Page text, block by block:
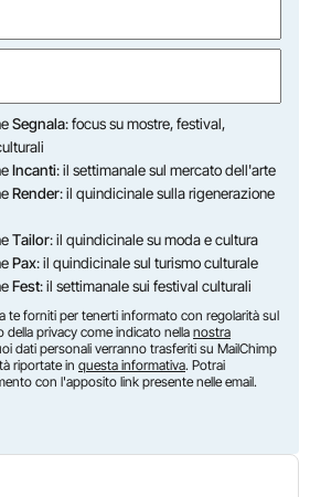
Segnala: focus su mostre, festival,
Incanti: il settimanale sul mercato dell'arte
Render: il quindicinale sulla rigenerazione
Tailor: il quindicinale su moda e cultura
Pax: il quindicinale sul turismo culturale
Fest: il settimanale sui festival culturali
te forniti per tenerti informato con regolarità sul
privacy come indicato nella nostra
dati personali verranno trasferiti su MailChimp
riportate in questa informativa. Potrai
con l'apposito link presente nelle email.